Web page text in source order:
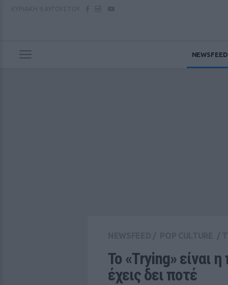
NEWSFEED
Το «Trying» είναι
έχεις δει ποτέ